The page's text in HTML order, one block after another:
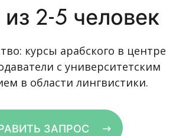
из 2-5 человек
курсы арабского в центре
с университетским
в области лингвистики.
ЗАПРОС